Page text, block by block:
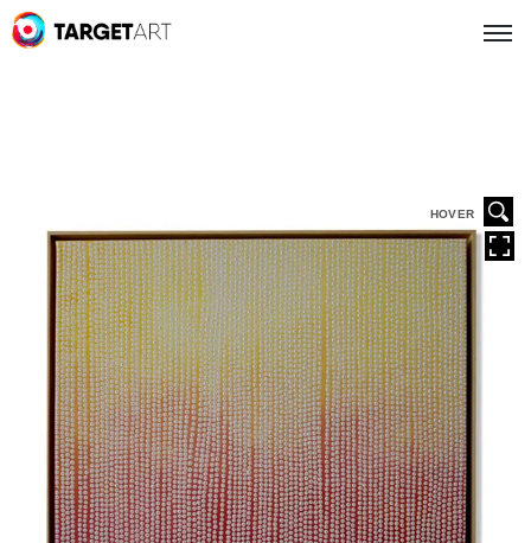
HOVER